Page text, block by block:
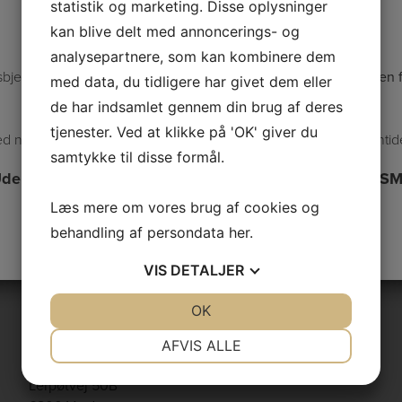
Varde:
Lerpøtvej 50B
Varde: tilbage 3-8-26
Lolland: tilbage 27-7-26
klinikken er åben hele sommerferien og telefonen er
åben
8:00 til kl 10:00
Mandag til fredag.
nødvendig nødbehandling kontakt Esbjerg klinikken i
klinikkens åbningstid kan man kontakte via
Kim+45 50 73 49 73
Jens
statistik og marketing. Disse oplysninger
kan blive delt med annoncerings- og
analysepartnere, som kan kombinere dem
med data, du tidligere har givet dem eller
de har indsamlet gennem din brug af deres
tjenester. Ved at klikke på 'OK' giver du
samtykke til disse formål.
Læs mere om vores brug af cookies og
behandling af persondata her.
VIS DETALJER
AFVIS ALLE
OK